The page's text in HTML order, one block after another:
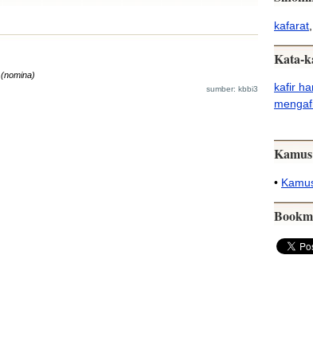
(nomina)
sumber: kbbi3
kafarat
Kata-
kafir
•